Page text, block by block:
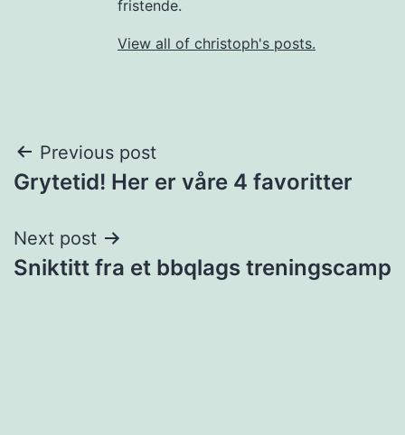
fristende.
View all of christoph's posts.
Post
navigation
Previous post
Grytetid! Her er våre 4 favoritter
Next post
Sniktitt fra et bbqlags treningscamp